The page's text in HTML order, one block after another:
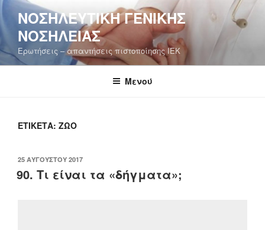
Μετάβαση
στο
περιεχόμενο
ΝΟΣΗΛΕΥΤΙΚΉ ΓΕΝΙΚΉΣ
ΝΟΣΗΛΕΊΑΣ
Ερωτήσεις – απαντήσεις πιστοποίησης ΙΕΚ
Μενού
ΕΤΙΚΈΤΑ: ΖΏΟ
ΔΗΜΟΣΙΕΎΤΗΚΕ
ΣΤΙΣ
25 ΑΥΓΟΎΣΤΟΥ 2017
90. Τι είναι τα «δήγματα»;